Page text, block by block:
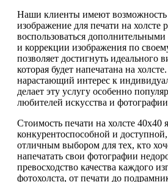
Наши клиенты имеют возможность
изображение для печати на холсте
воспользоваться
и коррекции изображения по
позволяет достигнуть идеального
которая будет напечатана на
нарастающий интерес к
делает эту услугу особенно
любителей искусства и
Стоимость печати на холсте 40х40
конкурентоспособной и доступной,
отличным выбором для тех, кто
напечатать свои фотографии
превосходство качества каждого
фотохолста, от печати до